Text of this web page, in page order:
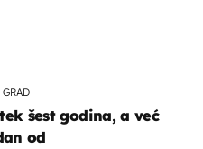
šest godina, a već
od